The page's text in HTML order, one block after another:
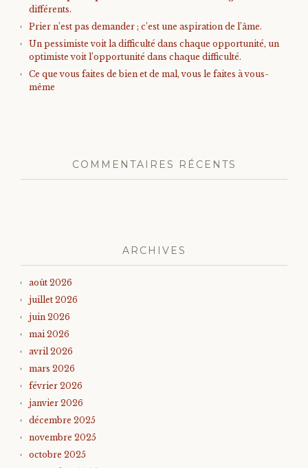
différents.
Prier n’est pas demander ; c’est une aspiration de l’âme.
Un pessimiste voit la difficulté dans chaque opportunité, un
optimiste voit l’opportunité dans chaque difficulté.
Ce que vous faites de bien et de mal, vous le faites à vous-
même
COMMENTAIRES RÉCENTS
ARCHIVES
août 2026
juillet 2026
juin 2026
mai 2026
avril 2026
mars 2026
février 2026
janvier 2026
décembre 2025
novembre 2025
octobre 2025